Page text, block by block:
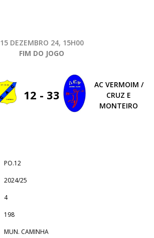
15 DEZEMBRO 24, 15H00
FIM DO JOGO
12 - 33
AC VERMOIM /
CRUZ E
MONTEIRO
PO.12
2024/25
4
198
MUN. CAMINHA